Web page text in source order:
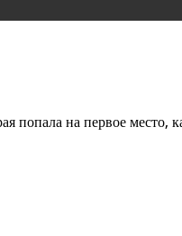
попала на первое место,